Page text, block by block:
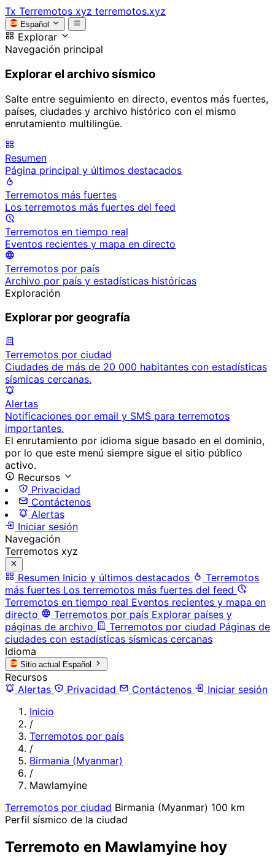
Tx Terremotos xyz terremotos.xyz
Español
Explorar
Navegación principal
Explorar el archivo sísmico
Salte entre seguimiento en directo, eventos más fuertes,
países, ciudades y archivo histórico con el mismo
enrutamiento multilingüe.
Resumen
Página principal y últimos destacados
Terremotos más fuertes
Los terremotos más fuertes del feed
Terremotos en tiempo real
Eventos recientes y mapa en directo
Terremotos por país
Archivo por país y estadísticas históricas
Exploración
Explorar por geografía
Terremotos por ciudad
Ciudades de más de 20 000 habitantes con estadísticas
sísmicas cercanas.
Alertas
Notificaciones por email y SMS para terremotos
importantes.
El enrutamiento por idioma sigue basado en el dominio,
por lo que este menú siempre sigue el sitio público
activo.
Recursos
Privacidad
Contáctenos
Alertas
Iniciar sesión
Navegación
Terremotos xyz
Resumen Inicio y últimos destacados
Terremotos
más fuertes Los terremotos más fuertes del feed
Terremotos en tiempo real Eventos recientes y mapa en
directo
Terremotos por país Explorar países y
páginas de archivo
Terremotos por ciudad Páginas de
ciudades con estadísticas sísmicas cercanas
Idioma
Sitio actual Español
Recursos
Alertas
Privacidad Contáctenos
Iniciar sesión
Inicio
/
Terremotos por país
/
Birmania (Myanmar)
/
Mawlamyine
Terremotos por ciudad Birmania (Myanmar) 100 km
Perfil sísmico de la ciudad
Terremoto en Mawlamyine hoy